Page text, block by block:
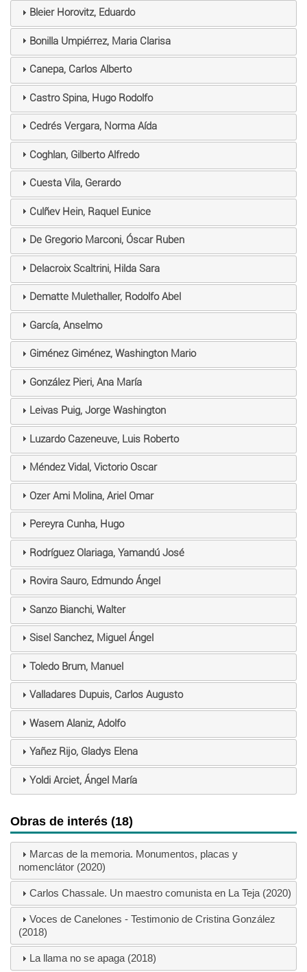
Bleier Horovitz, Eduardo
Bonilla Umpiérrez, Maria Clarisa
Canepa, Carlos Alberto
Castro Spina, Hugo Rodolfo
Cedrés Vergara, Norma Aída
Coghlan, Gilberto Alfredo
Cuesta Vila, Gerardo
Culñev Hein, Raquel Eunice
De Gregorio Marconi, Óscar Ruben
Delacroix Scaltrini, Hilda Sara
Dematte Mulethaller, Rodolfo Abel
García, Anselmo
Giménez Giménez, Washington Mario
González Pieri, Ana María
Leivas Puig, Jorge Washington
Luzardo Cazeneuve, Luis Roberto
Méndez Vidal, Victorio Oscar
Ozer Ami Molina, Ariel Omar
Pereyra Cunha, Hugo
Rodríguez Olariaga, Yamandú José
Rovira Sauro, Edmundo Ángel
Sanzo Bianchi, Walter
Sisel Sanchez, Miguel Ángel
Toledo Brum, Manuel
Valladares Dupuis, Carlos Augusto
Wasem Alaniz, Adolfo
Yañez Rijo, Gladys Elena
Yoldi Arciet, Ángel María
Obras de interés (18)
Marcas de la memoria. Monumentos, placas y
nomenclátor (2020)
Carlos Chassale. Un maestro comunista en La Teja (2020)
Voces de Canelones - Testimonio de Cristina González
(2018)
La llama no se apaga (2018)